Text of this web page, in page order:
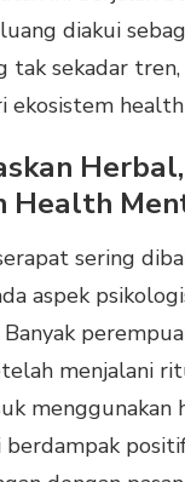
diakui
tak sekadar
ekosistem
Health
sering
aspek
menjalani
menggunakan
berdampak